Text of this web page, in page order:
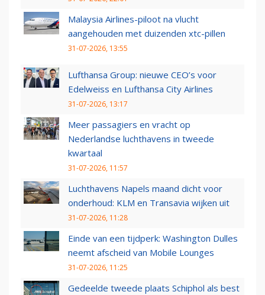
Malaysia Airlines-piloot na vlucht
aangehouden met duizenden xtc-pillen
31-07-2026, 13:55
Lufthansa Group: nieuwe CEO’s voor
Edelweiss en Lufthansa City Airlines
31-07-2026, 13:17
Meer passagiers en vracht op
Nederlandse luchthavens in tweede
kwartaal
31-07-2026, 11:57
Luchthavens Napels maand dicht voor
onderhoud: KLM en Transavia wijken uit
31-07-2026, 11:28
Einde van een tijdperk: Washington Dulles
neemt afscheid van Mobile Lounges
31-07-2026, 11:25
Gedeelde tweede plaats Schiphol als best